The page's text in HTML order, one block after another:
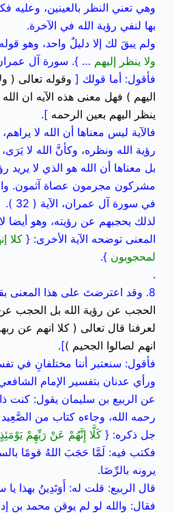
وهي تعني النظر بالعينين، وعليه
بها لنفي رؤية الله في الآخرة.
ولم يبقَ لك إلا دليلٌ واحد، وهو
ولا ينظر إليهم … }. سورة آل عمران،
فأقول: أما قولك [ وقوله تعالى (
اليهم ) فهل معنى هذه الآيه ان
ينظر اليهم بعين الرحمه ].
فالآية ليس معناها أن الله لا
رؤية الله ونظره، وكأنَّ الله لا
بل معناها أن الله هو الذي لا يريد
مشركون مجرمون عصاة آثمون.
في سورة آل عمران، الآية ( 32 ).
لذلك يحجبهم عن رؤيته، وهو أيضا
المعنى توضحه الآية الأخرى: { كلا
لمحجوبون }.
.
8. وقد اعترضتَ على هذا المعنى بقولك: [
الحجب عن رؤية الله بل الحجب عن
لعرفنا قال تعالى ( كلا انهم عن
انهم لصالوا الجحيم )].
فأقول: سنعتبر أننا مختلفانِ في
ورأي عدنان بتفسير الإمام
عن الربيع بن سليمان يقول: كنت
رحمه الله، وجاءه كتاب من
جل ذكره: { كَلَّا إِنَّهُمْ عَنْ رَبِّهِمْ
فكتب فيه: لَمَّا حَجَبَ اللهُ قومًا
يرونه بالرِّضَا.
قال الربيع: قلت له: أَوَتَدِينُ بهذا
فقال: والله لو لم يوقن محمد بن